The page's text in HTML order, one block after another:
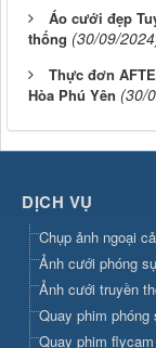
Áo cưới đẹp
thống (30/09/
Thực đơn
Hòa Phú Yên (30/
DỊCH VỤ
Chụp ảnh ngoại
Ảnh cưới phóng
Ảnh cưới truyền
Quay phim phóng
Quay phim flycam